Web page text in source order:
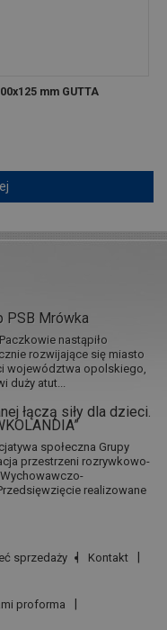
mm GUTTA
PSB Mrówka
nastąpiło
rozwijające się miasto
województwa opolskiego,
duży atut...
łączą siły dla dzieci.
społeczna Grupy
przestrzeni rozrywkowo-
realizowane
sprzedaży
Kontakt
proforma